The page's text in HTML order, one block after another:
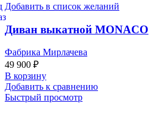
Добавить в список желаний
Диван выкатной MONACO
Фабрика Мирлачева
49 900 ₽
В корзину
Добавить к сравнению
Быстрый просмотр